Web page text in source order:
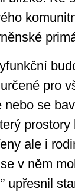
pro
nebo se
ale i
v něm
upřesnil